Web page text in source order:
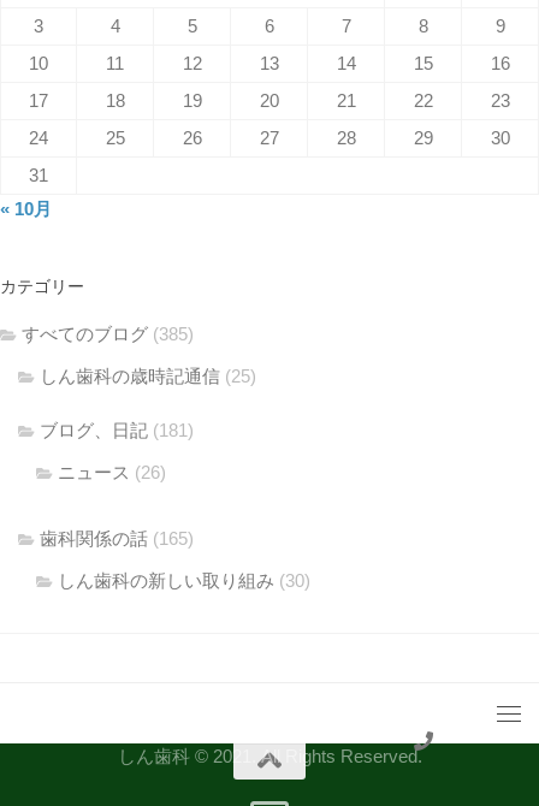
3
4 5 6 7 8
9
10
11 12 13 14 15
16
17
18 19 20 21 22
23
24
25 26 27 28 29
30
31
« 10月
カテゴリー
すべてのブログ (385)
しん歯科の歳時記通信 (25)
ブログ、日記 (181)
ニュース (26)
歯科関係の話 (165)
しん歯科の新しい取り組み (30)
しん歯科 © 2021. All Rights Reserved.